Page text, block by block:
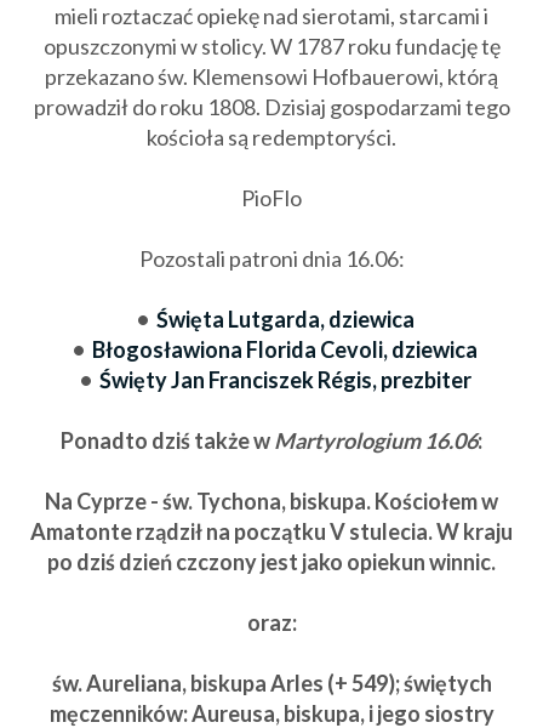
mieli roztaczać opiekę nad sierotami, starcami i
opuszczonymi w stolicy. W 1787 roku fundację tę
przekazano św. Klemensowi Hofbauerowi, którą
prowadził do roku 1808. Dzisiaj gospodarzami tego
kościoła są redemptoryści.
PioFlo
Pozostali patroni dnia 16.06:
• Święta Lutgarda, dziewica
• Błogosławiona Florida Cevoli, dziewica
• Święty Jan Franciszek Régis, prezbiter
Ponadto dziś także wMartyrologium 16.06:
Na Cyprze - św. Tychona, biskupa. Kościołem w
Amatonte rządził na początku V stulecia. W kraju
po dziś dzień czczony jest jako opiekun winnic.
oraz:
św. Aureliana, biskupa Arles (+ 549); świętych
męczenników: Aureusa, biskupa, i jego siostry